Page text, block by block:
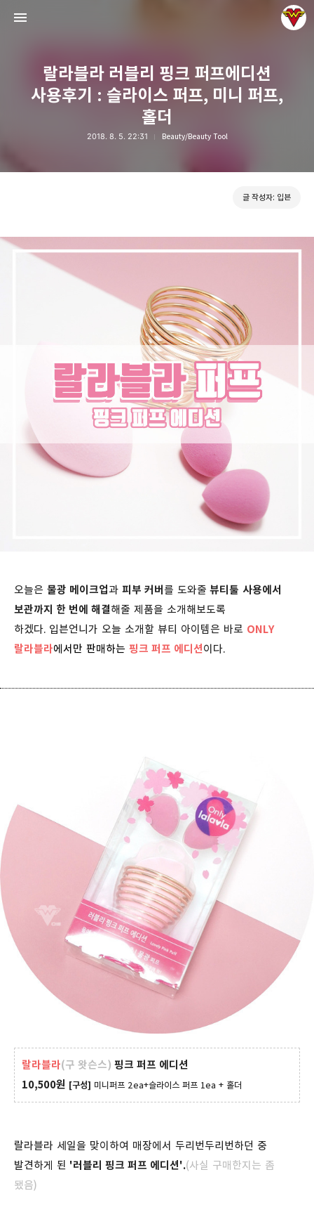
랄라블라 러블리 핑크 퍼프에디션
사용후기 : 슬라이스 퍼프, 미니 퍼프,
홀더
2018. 8. 5. 22:31 Beauty/Beauty Tool
글 작성자: 입븐
오늘은 물광 메이크업과 피부 커버를 도와줄 뷰티툴 사용에서
보관까지 한 번에 해결해줄 제품을 소개해보도록
하겠다. 입븐언니가 오늘 소개할 뷰티 아이템은 바로 ONLY
랄라블라에서만 판매하는 핑크 퍼프 에디션이다.
랄라블라(구 왓슨스) 핑크 퍼프 에디션
10,500원 [구성] 미니퍼프 2ea+슬라이스 퍼프 1ea + 홀더
랄라블라 세일을 맞이하여 매장에서 두리번두리번하던 중
발견하게 된 '러블리 핑크 퍼프 에디션'.(사실 구매한지는 좀
됐음)
입븐